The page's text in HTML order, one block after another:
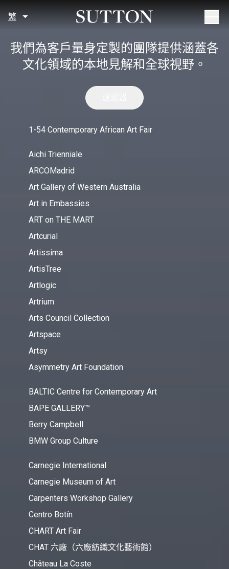
繁
我們為客戶量身定製的團隊提供涵蓋各
文化領域的本地見解和全球視野。
1-54 Contemporary African Art Fair
Aichi Trienniale
ARCOMadrid
Art Gallery of Western Australia
Art in Embassies
ART on THE MART
Artcurial
Artissima
ArtisTree
Artlogic
Artrium
Arts Council Collection
Artspace
Artsy
Asymmetry Art Foundation
BALTIC Centre for Contemporary Art
BAPE GALLERY™
Berry Campbell
BMW Group Culture
Carnegie International
Carnegie Museum of Art
Carpenters Workshop Gallery
Centro Botín
CHART Art Fair
CHAT 六廠（六廠紡織文化藝術館）
Château La Coste